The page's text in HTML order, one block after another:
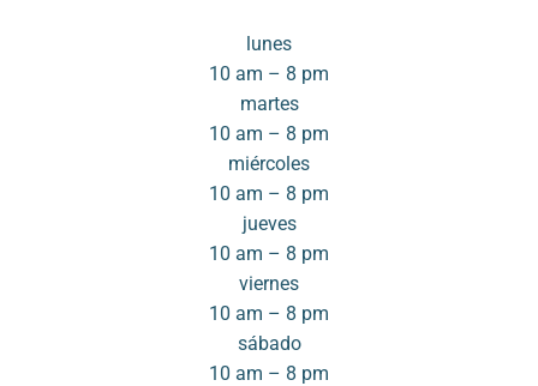
lunes
10 am – 8 pm
martes
10 am – 8 pm
miércoles
10 am – 8 pm
jueves
10 am – 8 pm
viernes
10 am – 8 pm
sábado
10 am – 8 pm